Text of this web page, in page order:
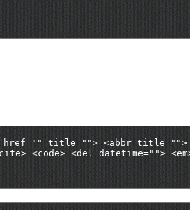
href="" title=""> <abbr title="">
<code> <del datetime="">